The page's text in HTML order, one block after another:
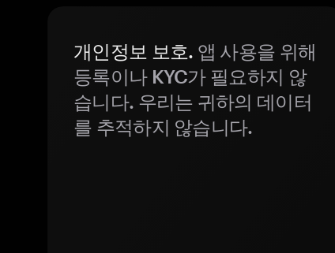
개인정보 보호. 앱 사용을 위해
등록이나 KYC가 필요하지 않
습니다. 우리는 귀하의 데이터
를 추적하지 않습니다.